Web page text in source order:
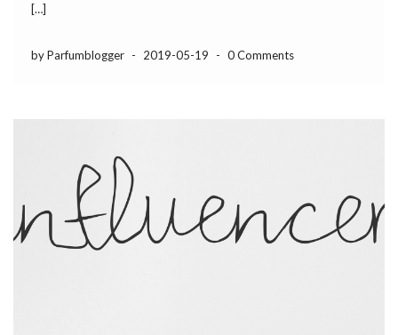
[…]
by Parfumblogger - 2019-05-19 - 0 Comments